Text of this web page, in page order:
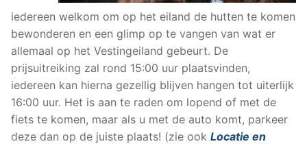
iedereen welkom om op het eiland de hutten te komen
bewonderen en een glimp op te vangen van wat er
allemaal op het Vestingeiland gebeurt. De
prijsuitreiking zal rond 15:00 uur plaatsvinden,
iedereen kan hierna gezellig blijven hangen tot uiterlijk
16:00 uur. Het is aan te raden om lopend of met de
fiets te komen, maar als u met de auto komt, parkeer
deze dan op de juiste plaats! (zie ook Locatie en